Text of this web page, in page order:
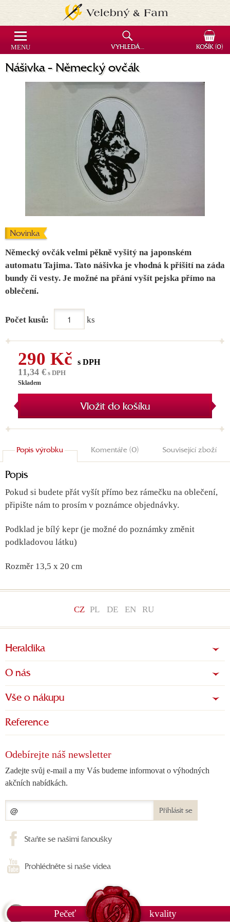
Nášivka - Německý ovčák
Novinka
Německý ovčák velmi pěkně vyšitý na japonském
automatu Tajima. Tato nášivka je vhodná k přišití na záda
bundy či vesty. Je možné na přání vyšít pejska přímo na
oblečení.
Počet kusů: ks
290 Kč s DPH
11,34 € s DPH
Skladem
Vložit do košíku
Popis výrobku Komentáře (0) Související zboží
Popis
Pokud si budete přát vyšít přímo bez rámečku na oblečení,
připište nám to prosím v poznámce objednávky.
Podklad je bílý kepr (je možné do poznámky změnit
podkladovou látku)
Rozměr 13,5 x 20 cm
CZ PL DE EN RU
Heraldika
O nás
Vše o nákupu
Reference
Odebírejte náš newsletter
Zadejte svůj e-mail a my Vás budeme informovat o výhodných
akčních nabídkách.
Přihlásit se
Staňte se našimi fanoušky
Prohlédněte si naše videa
Pečeť kvality
MENU VYHLEDÁVÁNÍ KOŠÍK(0)